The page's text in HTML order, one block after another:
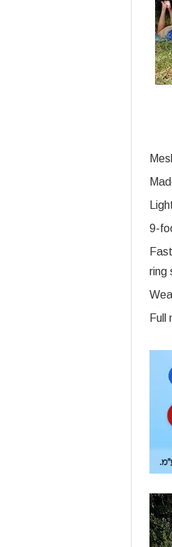
9-
ring
Full